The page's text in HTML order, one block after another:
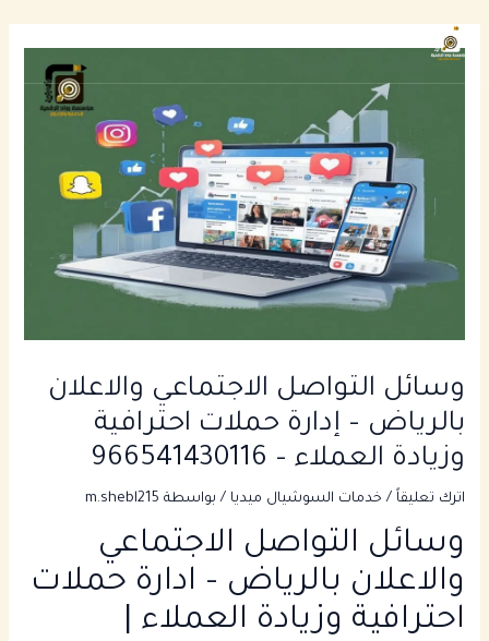
وسائل التواصل الاجتماعي والاعلان
بالرياض – إدارة حملات احترافية
وزيادة العملاء – 966541430116
اترك تعليقاً / خدمات السوشيال ميديا / بواسطة m.shebl215
وسائل التواصل الاجتماعي
والاعلان بالرياض – ادارة حملات
احترافية وزيادة العملاء |